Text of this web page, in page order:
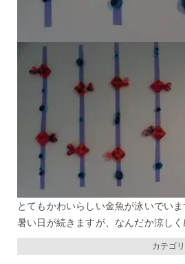
とてもかわいらしい金魚が泳いでい
暑い日が続きますが、なんだか涼し
カテゴリ